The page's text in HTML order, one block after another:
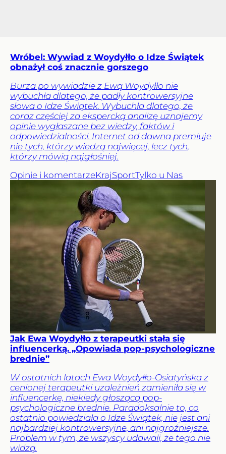
Wróbel: Wywiad z Woydyłło o Idze Świątek
obnażył coś znacznie gorszego
Burza po wywiadzie z Ewą Woydyłło nie
wybuchła dlatego, że padły kontrowersyjne
słowa o Idze Świątek. Wybuchła dlatego, że
coraz częściej za ekspercką analizę uznajemy
opinie wygłaszane bez wiedzy, faktów i
odpowiedzialności. Internet od dawna premiuje
nie tych, którzy wiedzą najwięcej, lecz tych,
którzy mówią najgłośniej.
Opinie i komentarzeKrajSportTylko u Nas
Jak Ewa Woydyłło z terapeutki stała się
influencerką. „Opowiada pop-psychologiczne
brednie”
W ostatnich latach Ewa Woydyłło-Osiatyńska z
cenionej terapeutki uzależnień zamieniła się w
influencerkę, niekiedy głoszącą pop-
psychologiczne brednie. Paradoksalnie to, co
ostatnio powiedziała o Idze Świątek, nie jest ani
najbardziej kontrowersyjne, ani najgroźniejsze.
Problem w tym, że wszyscy udawali, że tego nie
widzą.